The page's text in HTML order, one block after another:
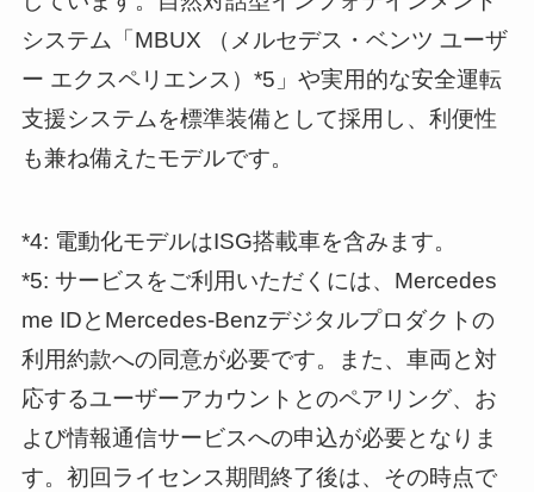
システム「MBUX （メルセデス・ベンツ ユーザ
ー エクスペリエンス）*5」や実用的な安全運転
支援システムを標準装備として採用し、利便性
も兼ね備えたモデルです。
*4: 電動化モデルはISG搭載車を含みます。
*5: サービスをご利用いただくには、Mercedes
me IDとMercedes-Benzデジタルプロダクトの
利用約款への同意が必要です。また、車両と対
応するユーザーアカウントとのペアリング、お
よび情報通信サービスへの申込が必要となりま
す。初回ライセンス期間終了後は、その時点で